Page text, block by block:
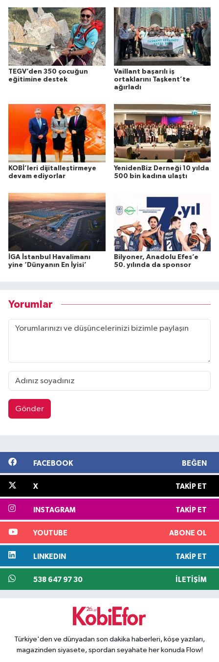
TEGV’den 350 çocuğun
eğitimine destek
Vaillant başarılı iş
ortaklarını Taşkent’te
ağırladı
KOBİ’leri dijitalleştirmeye
devam ediyorlar
YenidenBiz Derneği 10 yılda
500 bin kadına ulaştı
İGA İstanbul Havalimanı
yine ‘Dünyanın En İyisi’
Bilyoner, Anadolu Efes’e
50. yılında da sponsor
Yorumlar
Gönder
FACEBOOK BEĞEN
X TAKIP ET
INSTAGRAM TAKIP ET
YOUTUBE ABONE OL
LINKEDIN TAKIP ET
538 647 97 30 İLETIŞIM
Türkiye'den ve dünyadan son dakika haberleri, köşe yazıları,
magazinden siyasete, spordan seyahate her konuda Flow!